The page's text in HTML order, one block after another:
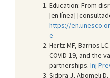
Education: From
[en línea]
https://
e
Hertz MF, Barrios
COVID-19, and the
partnerships. Inj
Sidpra J, Abomeli